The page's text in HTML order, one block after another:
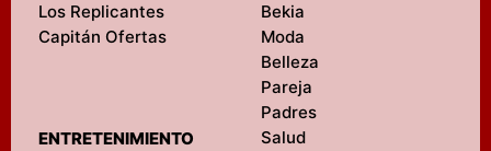
Los Replicantes
Capitán Ofertas
ENTRETENIMIENTO
Bekia
Moda
Belleza
Pareja
Padres
Salud